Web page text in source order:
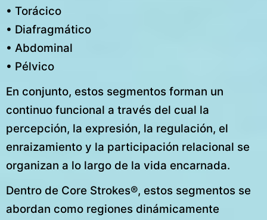
• Torácico
• Diafragmático
• Abdominal
• Pélvico
En conjunto, estos segmentos forman un
continuo funcional a través del cual la
percepción, la expresión, la regulación, el
enraizamiento y la participación relacional se
organizan a lo largo de la vida encarnada.
Dentro de Core Strokes®, estos segmentos se
abordan como regiones dinámicamente